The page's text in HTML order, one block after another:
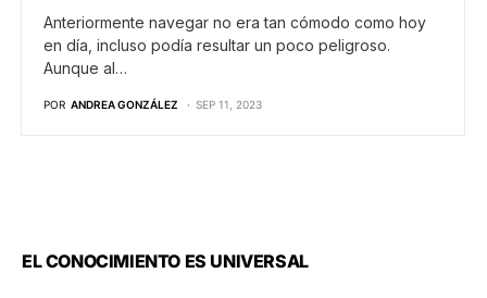
Anteriormente navegar no era tan cómodo como hoy
en día, incluso podía resultar un poco peligroso.
Aunque al…
POR ANDREA GONZÁLEZ SEP 11, 2023
EL CONOCIMIENTO ES UNIVERSAL